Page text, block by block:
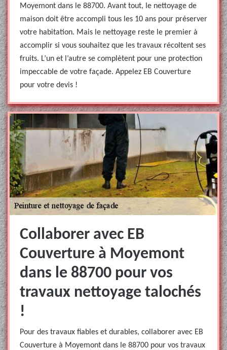
Moyemont dans le 88700. Avant tout, le nettoyage de
maison doit être accompli tous les 10 ans pour préserver
votre habitation. Mais le nettoyage reste le premier à
accomplir si vous souhaitez que les travaux récoltent ses
fruits. L’un et l’autre se complètent pour une protection
impeccable de votre façade. Appelez EB Couverture
pour votre devis !
Collaborer avec EB
Couverture à Moyemont
dans le 88700 pour vos
travaux nettoyage talochés
!
Pour des travaux fiables et durables, collaborer avec EB
Couverture à Moyemont dans le 88700 pour vos travaux